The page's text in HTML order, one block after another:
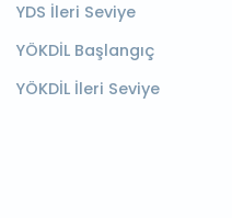
YDS İleri Seviye
YÖKDİL Başlangıç
YÖKDİL İleri Seviye